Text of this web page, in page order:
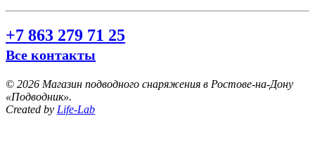
+7 863 279 71 25
Все контакты
© 2026 Магазин подводного снаряжения в Ростове-на-Дону
«Подводник».
Created by Life-Lab